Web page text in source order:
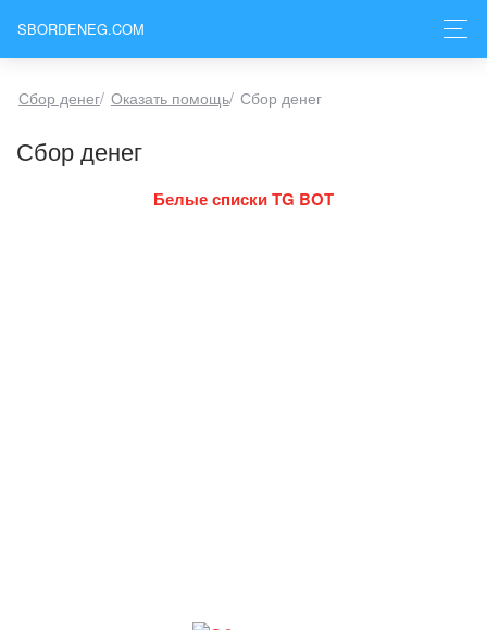
SBORDENEG.COM
Сбор денег/ Оказать помощь/ Сбор денег
Сбор денег
Белые списки TG BOT